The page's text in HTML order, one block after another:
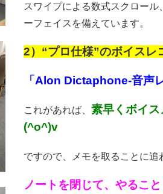
スワイプによる数式スクロー
ーフェイスを備えています。
2）“プロ仕様”のボイスレ
「Alon Dictaphone-音声
これがあれば、 素早くボイス
(^o^)v
ですので、メモを取ることに
ノートを閉じて、やるこ